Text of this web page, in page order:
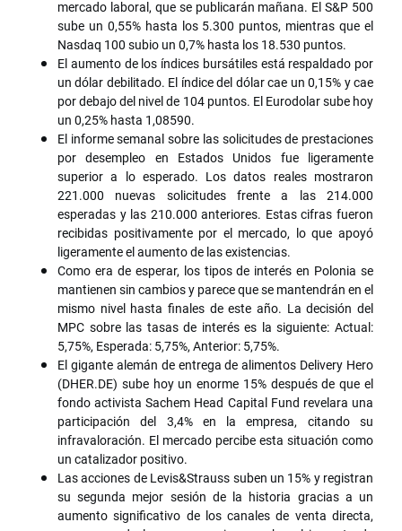
mercado laboral, que se publicarán mañana. El S&P 500
sube un 0,55% hasta los 5.300 puntos, mientras que el
Nasdaq 100 subio un 0,7% hasta los 18.530 puntos.
El aumento de los índices bursátiles está respaldado por
un dólar debilitado. El índice del dólar cae un 0,15% y cae
por debajo del nivel de 104 puntos. El Eurodolar sube hoy
un 0,25% hasta 1,08590.
El informe semanal sobre las solicitudes de prestaciones
por desempleo en Estados Unidos fue ligeramente
superior a lo esperado. Los datos reales mostraron
221.000 nuevas solicitudes frente a las 214.000
esperadas y las 210.000 anteriores. Estas cifras fueron
recibidas positivamente por el mercado, lo que apoyó
ligeramente el aumento de las existencias.
Como era de esperar, los tipos de interés en Polonia se
mantienen sin cambios y parece que se mantendrán en el
mismo nivel hasta finales de este año. La decisión del
MPC sobre las tasas de interés es la siguiente: Actual:
5,75%, Esperada: 5,75%, Anterior: 5,75%.
El gigante alemán de entrega de alimentos Delivery Hero
(DHER.DE) sube hoy un enorme 15% después de que el
fondo activista Sachem Head Capital Fund revelara una
participación del 3,4% en la empresa, citando su
infravaloración. El mercado percibe esta situación como
un catalizador positivo.
Las acciones de Levis&Strauss suben un 15% y registran
su segunda mejor sesión de la historia gracias a un
aumento significativo de los canales de venta directa,